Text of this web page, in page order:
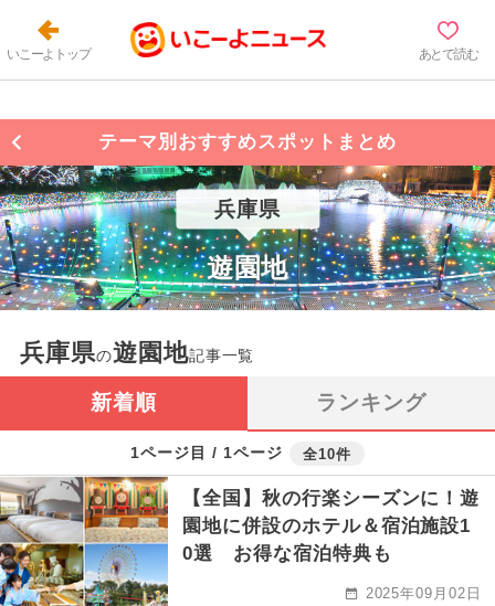
いこーよトップ あとで読む
テーマ別おすすめスポットまとめ
兵庫県
遊園地
兵庫県の遊園地記事一覧
新着順 ランキング
1ページ目 / 1ページ 全10件
【全国】秋の行楽シーズンに！遊
園地に併設のホテル＆宿泊施設1
0選 お得な宿泊特典も
2025年09月02日